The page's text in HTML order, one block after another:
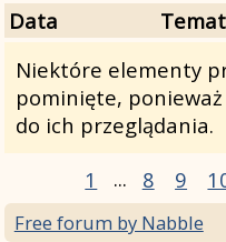
Data
Temat
Niektóre elementy
pominięte,
do ich przeglądania.
1
... 8 9
Free forum by Nabble